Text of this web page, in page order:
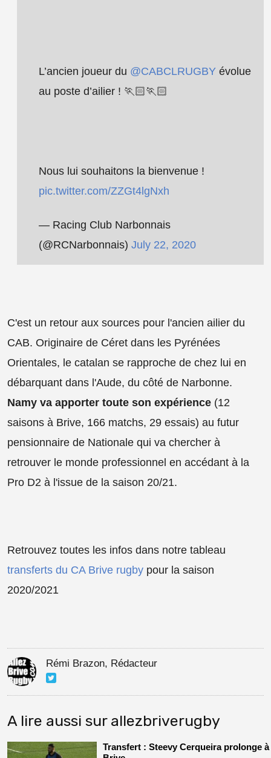
L’ancien joueur du @CABCLRUGBY évolue
au poste d’ailier ! 🏃🏻🏃🏻
Nous lui souhaitons la bienvenue !
pic.twitter.com/ZZGt4lgNxh
— Racing Club Narbonnais
(@RCNarbonnais) July 22, 2020
C'est un retour aux sources pour l'ancien ailier du
CAB. Originaire de Céret dans les Pyrénées
Orientales, le catalan se rapproche de chez lui en
débarquant dans l'Aude, du côté de Narbonne.
Namy va apporter toute son expérience (12
saisons à Brive, 166 matchs, 29 essais) au futur
pensionnaire de Nationale qui va chercher à
retrouver le monde professionnel en accédant à la
Pro D2 à l'issue de la saison 20/21.
Retrouvez toutes les infos dans notre tableau
transferts du CA Brive rugby pour la saison
2020/2021
Rémi Brazon, Rédacteur
A lire aussi sur allezbriverugby
Transfert : Steevy Cerqueira prolonge à